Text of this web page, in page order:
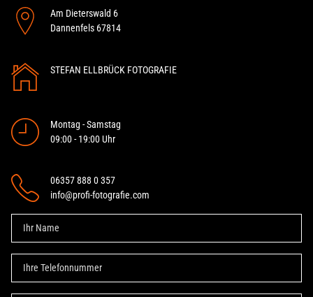
Am Dieterswald 6
Dannenfels 67814
STEFAN ELLBRÜCK FOTOGRAFIE
Montag - Samstag
09:00 - 19:00 Uhr
06357 888 0 357
info@profi-fotografie.com